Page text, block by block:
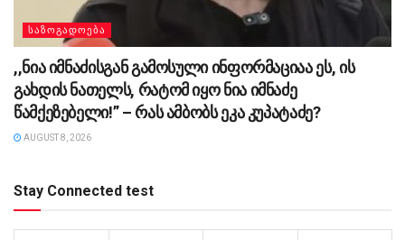
ᲡᲐᲖᲝᲒᲐᲓᲝᲔᲑᲐ
,,ნია იმნაძისგან გამოსული ინფორმაციაა ეს, ის
გახდის ნათელს, რატომ იყო ნია იმნაძე
წამქეზებელი!” – რას ამბობს ეკა კუპატაძე?
AUGUST 8, 2026
Stay Connected test